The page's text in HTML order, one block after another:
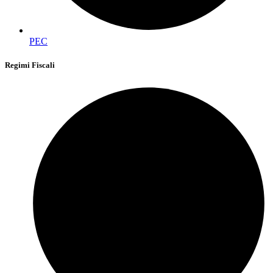
PEC
Regimi Fiscali